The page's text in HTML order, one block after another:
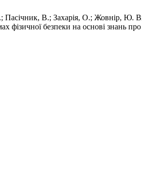
В.; Захарія, О.; Жовнір, Ю.
фізичної безпеки на основі знань